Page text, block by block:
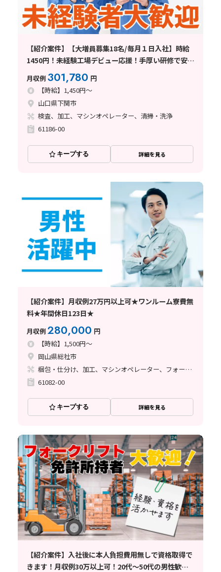
【紹介案件】【大増員募集18名/毎月１日入社】時給
1450円！未経験工場デビュー応援！手厚い研修で安心
の二交替
月収例 301,780 円
【時給】1,450円～
山口県下関市
検査、加工、マシンオペレーター、清掃・洗浄
61186-00
キープする 詳細を見る
【紹介案件】月収例27万円以上可★ワンルーム寮費無
料★年間休日123日★
月収例280,000 円
【時給】1,500円～
岡山県総社市
梱包・仕分け、加工、マシンオペレーター、フォークリフト
61082-00
キープする 詳細を見る
【紹介案件】入社後に本人負担費用無しで資格取得で
きます！月収例30万以上可！20代～50代の男性歓迎